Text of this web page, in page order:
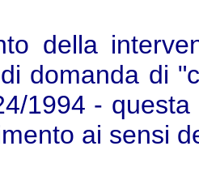
della
domanda di
1994 -
ai sensi